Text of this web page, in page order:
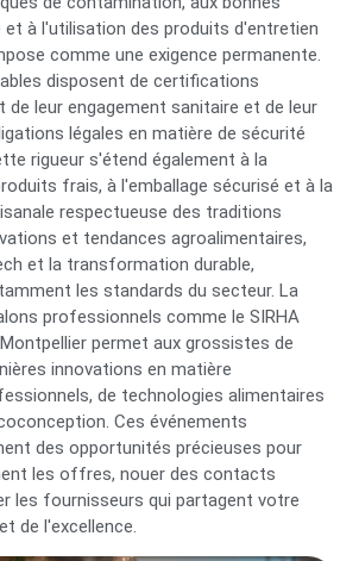
et à l'utilisation des produits d'entretien
comme une exigence permanente.
disposent de certifications
leur engagement sanitaire et de leur
légales en matière de sécurité
rigueur s'étend également à la
frais, à l'emballage sécurisé et à la
respectueuse des traditions
et tendances agroalimentaires,
et la transformation durable,
les standards du secteur. La
professionnels comme le SIRHA
Montpellier permet aux grossistes de
innovations en matière
de technologies alimentaires
Ces événements
des opportunités précieuses pour
les offres, nouer des contacts
les fournisseurs qui partagent votre
de l'excellence.